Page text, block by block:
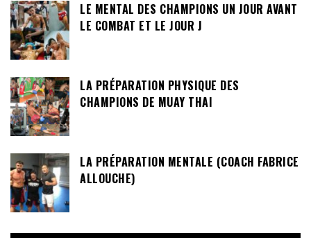
LE MENTAL DES CHAMPIONS UN JOUR AVANT
LE COMBAT ET LE JOUR J
LA PRÉPARATION PHYSIQUE DES
CHAMPIONS DE MUAY THAI
LA PRÉPARATION MENTALE (COACH FABRICE
ALLOUCHE)